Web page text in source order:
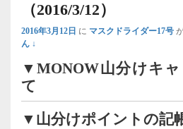
（2016/3/12）
2016年3月12日 に マスクドライダー17号
ん ↓
▼MONOW山分けキ
て
▼山分けポイントの記